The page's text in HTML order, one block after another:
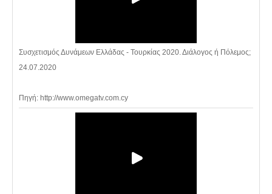
Συσχετισμός Δυνάμεων Ελλάδας - Τουρκίας 2020. Διάλογος ή Πόλεμος;
24.07.2020
Πηγή: http://www.omegatv.com.cy